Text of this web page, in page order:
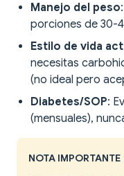
Manejo del peso
porciones de 30-
Estilo de vida
necesitas
(no ideal pero
Diabetes/SOP:
(mensuales),
NOTA IMPORTANTE